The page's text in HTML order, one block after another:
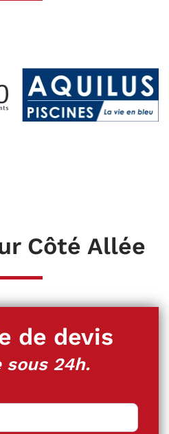
Côté Allée
de devis
sous 24h.